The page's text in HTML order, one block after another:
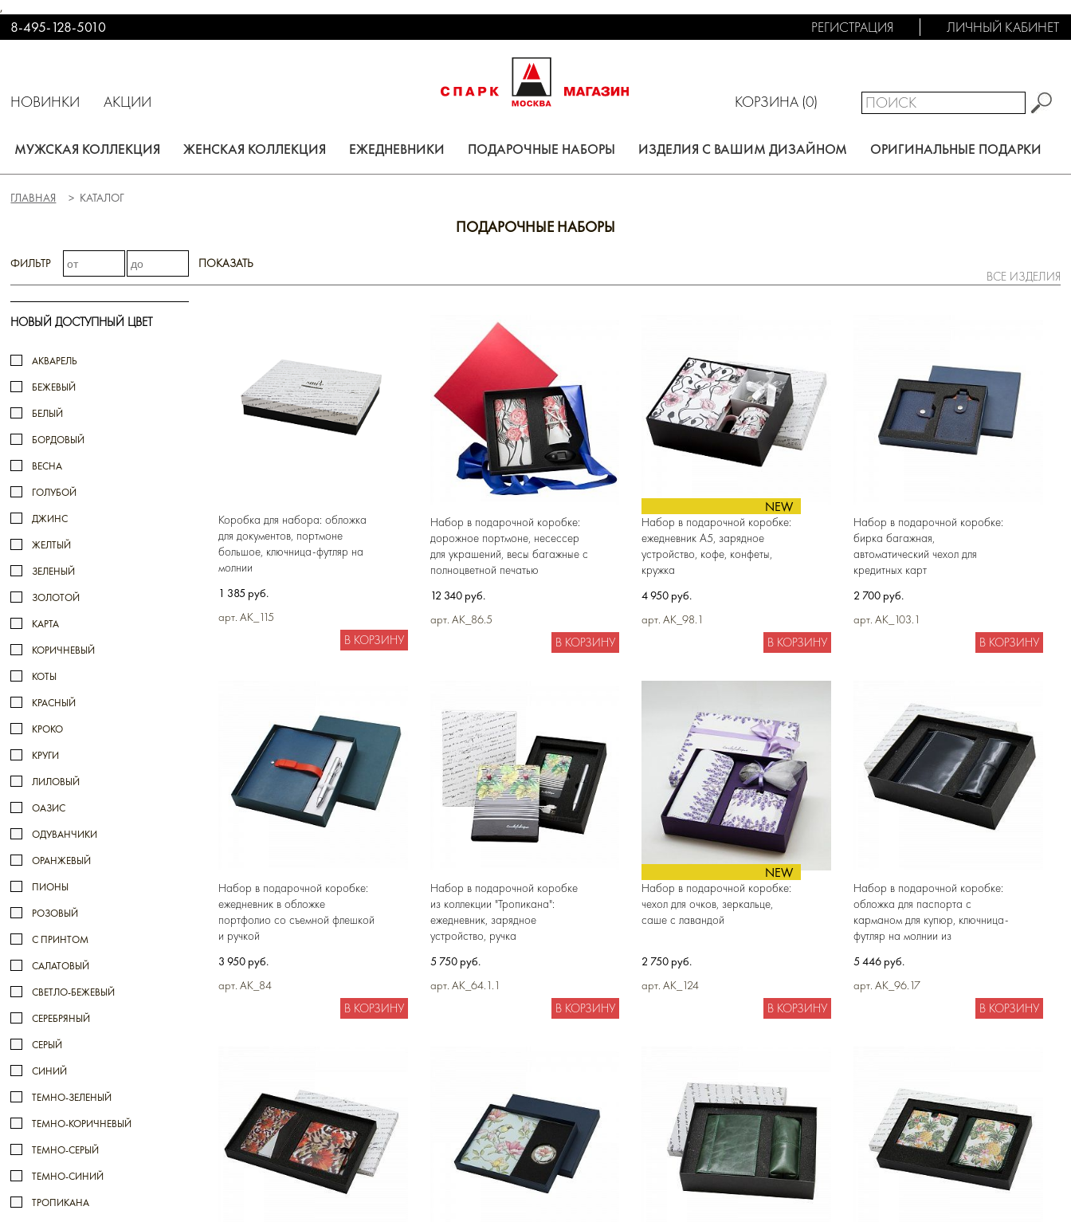
,
8-495-128-5010 РЕГИСТРАЦИЯ ЛИЧНЫЙ КАБИНЕТ
НОВИНКИ АКЦИИ КОРЗИНА (0)
МУЖСКАЯ КОЛЛЕКЦИЯ ЖЕНСКАЯ КОЛЛЕКЦИЯ ЕЖЕДНЕВНИКИ ПОДАРОЧНЫЕ НАБОРЫ ИЗДЕЛИЯ С ВАШИМ ДИЗАЙНОМ ОРИГИНАЛЬНЫЕ ПОДАРКИ
ГЛАВНАЯ КАТАЛОГ
ПОДАРОЧНЫЕ НАБОРЫ
ВСЕ ИЗДЕЛИЯ
ФИЛЬТР ПОКАЗАТЬ
НОВЫЙ ДОСТУПНЫЙ ЦВЕТ
АКВАРЕЛЬ
БЕЖЕВЫЙ
БЕЛЫЙ
БОРДОВЫЙ
ВЕСНА
ГОЛУБОЙ
ДЖИНС
ЖЕЛТЫЙ
ЗЕЛЕНЫЙ
ЗОЛОТОЙ
КАРТА
КОРИЧНЕВЫЙ
КОТЫ
КРАСНЫЙ
КРОКО
КРУГИ
ЛИЛОВЫЙ
ОАЗИС
ОДУВАНЧИКИ
ОРАНЖЕВЫЙ
ПИОНЫ
РОЗОВЫЙ
С ПРИНТОМ
САЛАТОВЫЙ
СВЕТЛО-БЕЖЕВЫЙ
СЕРЕБРЯНЫЙ
СЕРЫЙ
СИНИЙ
ТЕМНО-ЗЕЛЕНЫЙ
ТЕМНО-КОРИЧНЕВЫЙ
ТЕМНО-СЕРЫЙ
ТЕМНО-СИНИЙ
ТРОПИКАНА
Коробка для набора: обложка
для документов, портмоне
большое, ключница-футляр на
молнии
1 385 руб.
арт. AK_115
В КОРЗИНУ
Набор в подарочной коробке:
дорожное портмоне, несессер
для украшений, весы багажные с
полноцветной печатью
12 340 руб.
арт. AK_86.5
В КОРЗИНУ
NEW
Набор в подарочной коробке:
ежедневник А5, зарядное
устройство, кофе, конфеты,
кружка
4 950 руб.
арт. AK_98.1
В КОРЗИНУ
Набор в подарочной коробке:
бирка багажная,
автоматический чехол для
кредитных карт
2 700 руб.
арт. AK_103.1
В КОРЗИНУ
Набор в подарочной коробке:
ежедневник в обложке
портфолио со съемной флешкой
и ручкой
3 950 руб.
арт. AK_84
В КОРЗИНУ
Набор в подарочной коробке
из коллекции "Тропикана":
ежедневник, зарядное
устройство, ручка
5 750 руб.
арт. AK_64.1.1
В КОРЗИНУ
NEW
Набор в подарочной коробке:
чехол для очков, зеркальце,
саше с лавандой
2 750 руб.
арт. AK_124
В КОРЗИНУ
Набор в подарочной коробке:
обложка для паспорта с
карманом для купюр, ключница-
футляр на молнии из
5 446 руб.
арт. AK_96.17
В КОРЗИНУ